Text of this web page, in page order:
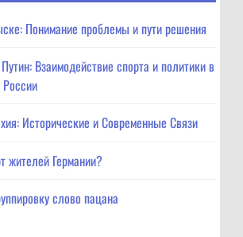
Понимание проблемы и пути решения
Взаимодействие спорта и политики в
Исторические и Современные Связи
жителей Германии?
слово пацана